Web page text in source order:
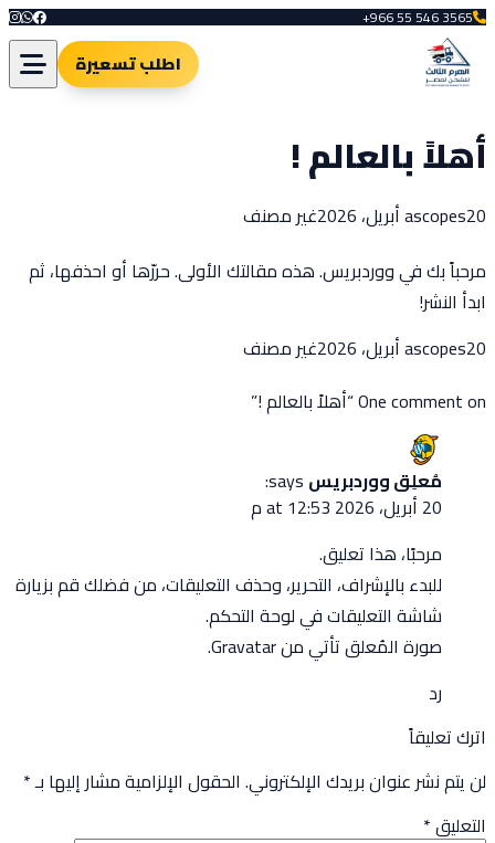
+966 55 546 3565
اطلب تسعيرة
أهلاً بالعالم !
Posted by
ascopes20 أبريل، 2026 Posted in
غير مصنف
مرحباً بك في ووردبريس. هذه مقالتك الأولى. حررّها أو احذفها، ثم
ابدأ النشر!
Posted by
ascopes20 أبريل، 2026 Posted in
غير مصنف
One comment on “أهلاً بالعالم !”
مُعلِق ووردبريس says:
20 أبريل، 2026 at 12:53 م
مرحبًا، هذا تعليق.
للبدء بالإشراف، التحرير، وحذف التعليقات، من فضلك قم بزيارة
شاشة التعليقات في لوحة التحكم.
صورة المُعلق تأتي منGravatar
.
رد
اترك تعليقاً
لن يتم نشر عنوان بريدك الإلكتروني. الحقول الإلزامية مشار إليها بـ*
التعليق*